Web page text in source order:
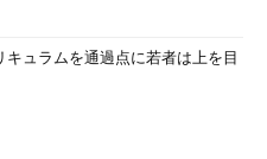
キュラムを通過点に若者は上を目